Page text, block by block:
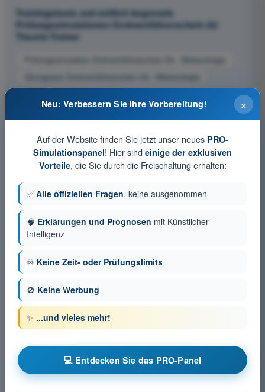
Trainingstests und zeitlich begrenzte
Prüfungssimulationen Drohnenführerschein A2
Theorie-Trainer
Prüfungssimulation Drohnenführerschein A2 - Meteorologie
Übungsquiz Drohnenführerschein A2 - Meteorologie
×
Neu: Verbessern Sie Ihre Vorbereitung!
Auf der Website finden Sie jetzt unser neues PRO-
Simulationspanel! Hier sind einige der exklusiven
Vorteile, die Sie durch die Freischaltung erhalten:
✅ Alle offiziellen Fragen, keine ausgenommen
🧠 Erklärungen und Prognosen mit Künstlicher
Intelligenz
♾️ Keine Zeit- oder Prüfungslimits
🚫 Keine Werbung
✨ ...und vieles mehr!
💻 Entdecken Sie das PRO-Panel